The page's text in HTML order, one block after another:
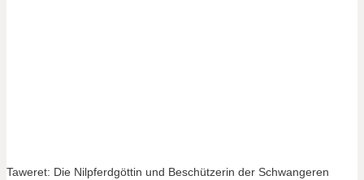
Taweret: Die Nilpferdgöttin und Beschützerin der Schwangeren